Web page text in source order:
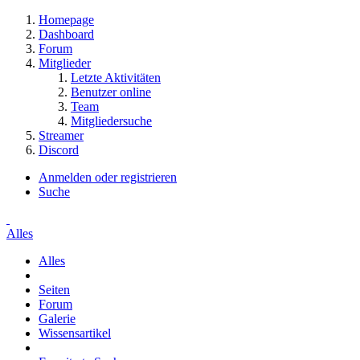
Homepage
Dashboard
Forum
Mitglieder
Letzte Aktivitäten
Benutzer online
Team
Mitgliedersuche
Streamer
Discord
Anmelden oder registrieren
Suche
Alles
Alles
Seiten
Forum
Galerie
Wissensartikel